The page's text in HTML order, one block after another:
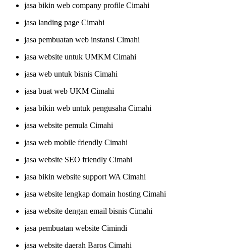
jasa bikin web company profile Cimahi
jasa landing page Cimahi
jasa pembuatan web instansi Cimahi
jasa website untuk UMKM Cimahi
jasa web untuk bisnis Cimahi
jasa buat web UKM Cimahi
jasa bikin web untuk pengusaha Cimahi
jasa website pemula Cimahi
jasa web mobile friendly Cimahi
jasa website SEO friendly Cimahi
jasa bikin website support WA Cimahi
jasa website lengkap domain hosting Cimahi
jasa website dengan email bisnis Cimahi
jasa pembuatan website Cimindi
jasa website daerah Baros Cimahi